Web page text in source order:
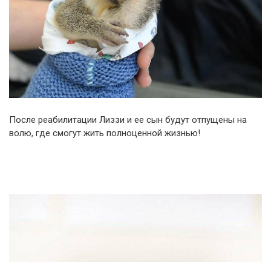
После реабилитации Лиззи и ее сын будут отпущены на
волю, где смогут жить полноценной жизнью!